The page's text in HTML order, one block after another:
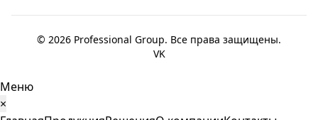
© 2026 Professional Group. Все права защищены.
VK
Меню
×